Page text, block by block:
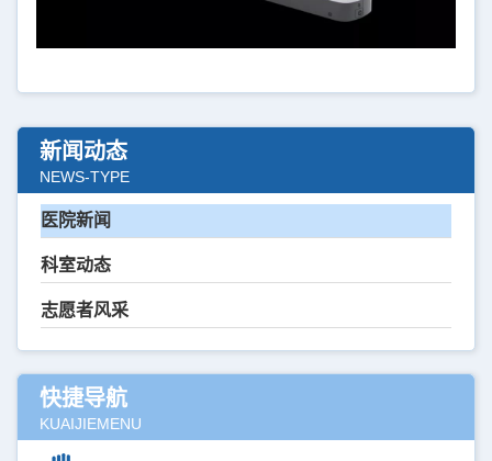
新闻动态
NEWS-TYPE
医院新闻
科室动态
志愿者风采
快捷导航
KUAIJIEMENU